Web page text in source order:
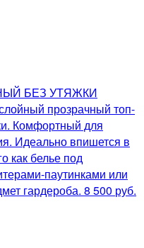
БЕЗ УТЯЖКИ
прозрачный топ-
Комфортный для
Идеально впишется в
как белье под
паутинками или
гардероба. 8 500 руб.